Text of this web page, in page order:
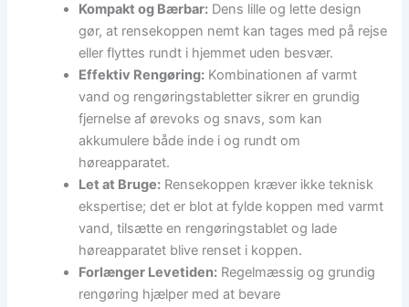
Kompakt og Bærbar: Dens lille og lette design
gør, at rensekoppen nemt kan tages med på rejse
eller flyttes rundt i hjemmet uden besvær.
Effektiv Rengøring: Kombinationen af varmt
vand og rengøringstabletter sikrer en grundig
fjernelse af ørevoks og snavs, som kan
akkumulere både inde i og rundt om
høreapparatet.
Let at Bruge: Rensekoppen kræver ikke teknisk
ekspertise; det er blot at fylde koppen med varmt
vand, tilsætte en rengøringstablet og lade
høreapparatet blive renset i koppen.
Forlænger Levetiden: Regelmæssig og grundig
rengøring hjælper med at bevare